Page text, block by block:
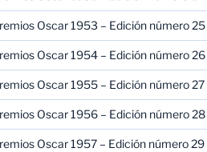
Oscar 1953 – Edición número 25
Oscar 1954 – Edición número 26
Oscar 1955 – Edición número 27
Oscar 1956 – Edición número 28
Oscar 1957 – Edición número 29